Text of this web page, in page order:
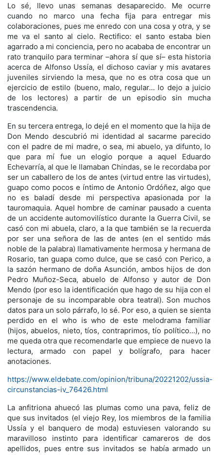
Lo sé, llevo unas semanas desaparecido. Me ocurre
cuando no marco una fecha fija para entregar mis
colaboraciones, pues me enredo con una cosa y otra, y se
me va el santo al cielo. Rectifico: el santo estaba bien
agarrado a mi conciencia, pero no acababa de encontrar un
rato tranquilo para terminar –ahora sí que sí– esta historia
acerca de Alfonso Ussía, el dichoso caviar y mis avatares
juveniles sirviendo la mesa, que no es otra cosa que un
ejercicio de estilo (bueno, malo, regular… lo dejo a juicio
de los lectores) a partir de un episodio sin mucha
trascendencia.
En su tercera entrega, lo dejé en el momento que la hija de
Don Mendo descubrió mi identidad al sacarme parecido
con el padre de mi madre, o sea, mi abuelo, ya difunto, lo
que para mí fue un elogio porque a aquel Eduardo
Echevarría, al que le llamaban Chindas, se le recordaba por
ser un caballero de los de antes (virtud entre las virtudes),
guapo como pocos e íntimo de Antonio Ordóñez, algo que
no es baladí desde mi perspectiva apasionada por la
tauromaquia. Aquel hombre de caminar pausado a cuenta
de un accidente automovilístico durante la Guerra Civil, se
casó con mi abuela, claro, a la que también se la recuerda
por ser una señora de las de antes (en el sentido más
noble de la palabra) llamativamente hermosa y hermana de
Rosario, tan guapa como dulce, que se casó con Perico, a
la sazón hermano de doña Asunción, ambos hijos de don
Pedro Muñoz-Seca, abuelo de Alfonso y autor de Don
Mendo (por eso la identificación que hago de su hija con el
personaje de su incomparable obra teatral). Son muchos
datos para un solo párrafo, lo sé. Por eso, a quien se sienta
perdido en el who is who de este melodrama familiar
(hijos, abuelos, nieto, tíos, contraprimos, tío político…), no
me queda otra que recomendarle que empiece de nuevo la
lectura, armado con papel y bolígrafo, para hacer
anotaciones.
https://www.eldebate.com/opinion/tribuna/20221202/ussia-
circunstancias-iv_76426.html
La anfitriona ahuecó las plumas como una pava, feliz de
que sus invitados (el viejo Rey, los miembros de la familia
Ussía y el banquero de moda) estuviesen valorando su
maravilloso instinto para identificar camareros de dos
apellidos, pues entre sus invitados se había armado un